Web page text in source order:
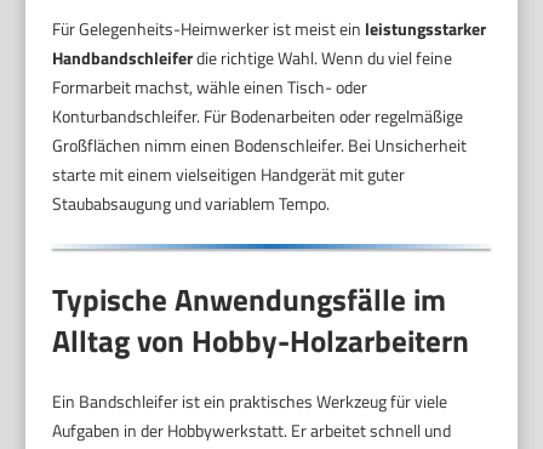
Für Gelegenheits-Heimwerker ist meist ein leistungsstarker
Handbandschleiferdie richtige Wahl. Wenn du viel feine
Formarbeit machst, wähle einen Tisch- oder
Konturbandschleifer. Für Bodenarbeiten oder regelmäßige
Großflächen nimm einen Bodenschleifer. Bei Unsicherheit
starte mit einem vielseitigen Handgerät mit guter
Staubabsaugung und variablem Tempo.
Typische Anwendungsfälle im
Alltag von Hobby-Holzarbeitern
Ein Bandschleifer ist ein praktisches Werkzeug für viele
Aufgaben in der Hobbywerkstatt. Er arbeitet schnell und